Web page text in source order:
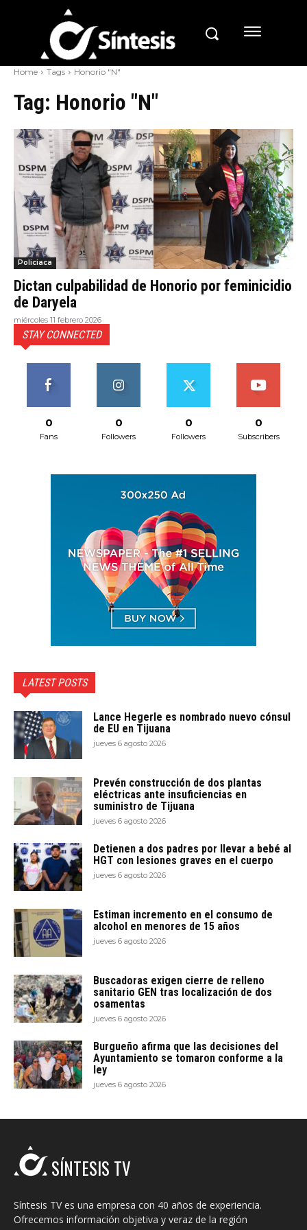
Home Tags Honorio "N"
Tag: Honorio "N"
Policiaca
Dictan culpabilidad de Honorio por feminicidio
de Daryela
miércoles 11 febrero 2026
STAY CONNECTED
0
Fans
0
Followers
0
Followers
0
Subscribers
LATEST POSTS
Lance Hegerle es nombrado nuevo cónsul
de EU en Tijuana
jueves 6 agosto 2026
Prevén construcción de dos plantas
eléctricas ante insuficiencias en
suministro de Tijuana
jueves 6 agosto 2026
Detienen a dos padres por llevar a bebé al
HGT con lesiones graves en el cuerpo
jueves 6 agosto 2026
Estiman incremento en el consumo de
alcohol en menores de 15 años
jueves 6 agosto 2026
Buscadoras exigen cierre de relleno
sanitario GEN tras localización de dos
osamentas
jueves 6 agosto 2026
Burgueño afirma que las decisiones del
Ayuntamiento se tomaron conforme a la
ley
jueves 6 agosto 2026
SÍNTESIS TV
Síntesis TV es una empresa con 40 años de experiencia.
Ofrecemos información objetiva y veraz de la región